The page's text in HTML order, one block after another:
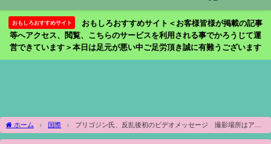
おもしろおすすめサイト
おもしろおすすめサイト＜お客様皆様が掲載の記事
等へアクセス、閲覧、こちらのサービスを利用される事でかろうじて運
営できています＞本日は足元が悪い中ご足労頂き誠に有難うございます
ホーム 国際
プリゴジン氏、反乱後初のビデオメッセージ 撮影場所はアフ
リカか